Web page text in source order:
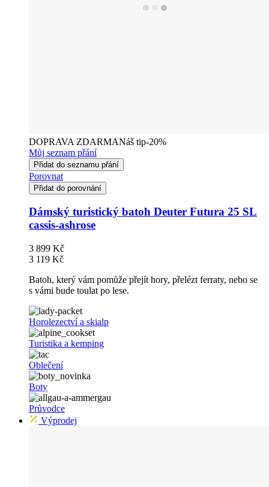
DOPRAVA ZDARMANáš tip-20%
Můj seznam přání
Přidat do seznamu přání
Porovnat
Přidat do porovnání
Dámský turistický batoh Deuter Futura 25 SL
cassis-ashrose
3 899 Kč
3 119 Kč
Batoh, který vám pomůže přejít hory, přelézt ferraty, nebo se
s vámi bude toulat po lese.
Horolezectví a skialp
Turistika a kemping
Oblečení
Boty
Průvodce
Výprodej